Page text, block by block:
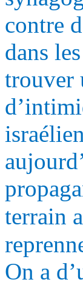
contre
dans
trouver
terrain
On a